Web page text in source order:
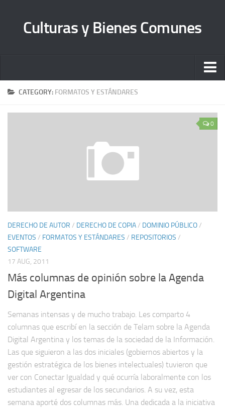
Culturas y Bienes Comunes
InicioCATEGORY: FORMATOS Y ESTÁNDARES
0
DERECHO DE AUTOR / DERECHO DE COPIA/ DOMINIO PÚBLICO/
EVENTOS / FORMATOS Y ESTÁNDARES / REPOSITORIOS /
SOFTWARE
17 AUG, 2011
Más columnas de opinión sobre la Agenda
Digital Argentina
Semanas intensas y de mucho trabajo. Les comparto 4
columnas que escribí en la sección de Telam sobre la Agenda
Digital Argentina y los temas de la sociedad de la Información.
Las que siguieron a las dos iniciales (gobiernos abiertos y la
gestión estratégica de los bienes intelectuales) tuvieron que
ver con Conectar Igualdad y qué ocurría laboralmente con los
estudiantes al egresar de los secundarios. A su vez, esta
semana aporté dos columnas más. Una dedicada a la iniciativa